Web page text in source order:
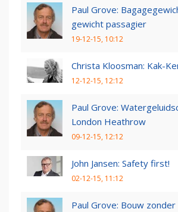
Paul Grove:
gewicht passagier
19-12-15, 10:12
Christa Kloosman: Kak-
12-12-15, 12:12
Paul Grove:
London Heathrow
09-12-15, 12:12
John Jansen: Safety first!
02-12-15, 11:12
Paul Grove: Bouw zonder